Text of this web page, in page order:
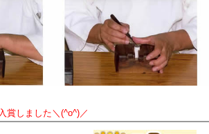
賞しました＼(^o^)／